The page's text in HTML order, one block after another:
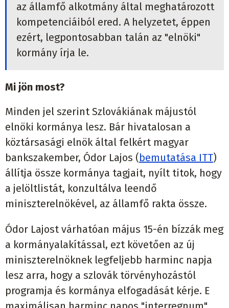
az államfő alkotmány által meghatározott
kompetenciáiból ered. A helyzetet, éppen
ezért, legpontosabban talán az "elnöki"
kormány írja le.
Mi jön most?
Minden jel szerint Szlovákiának májustól
elnöki kormánya lesz. Bár hivatalosan a
köztársasági elnök által felkért magyar
bankszakember, Ódor Lajos (bemutatása ITT)
állítja össze kormánya tagjait, nyílt titok, hogy
a jelöltlistát, konzultálva leendő
miniszterelnökével, az államfő rakta össze.
Ódor Lajost várhatóan május 15-én bízzák meg
a kormányalakítással, ezt követően az új
miniszterelnöknek legfeljebb harminc napja
lesz arra, hogy a szlovák törvényhozástól
programja és kormánya elfogadását kérje. E